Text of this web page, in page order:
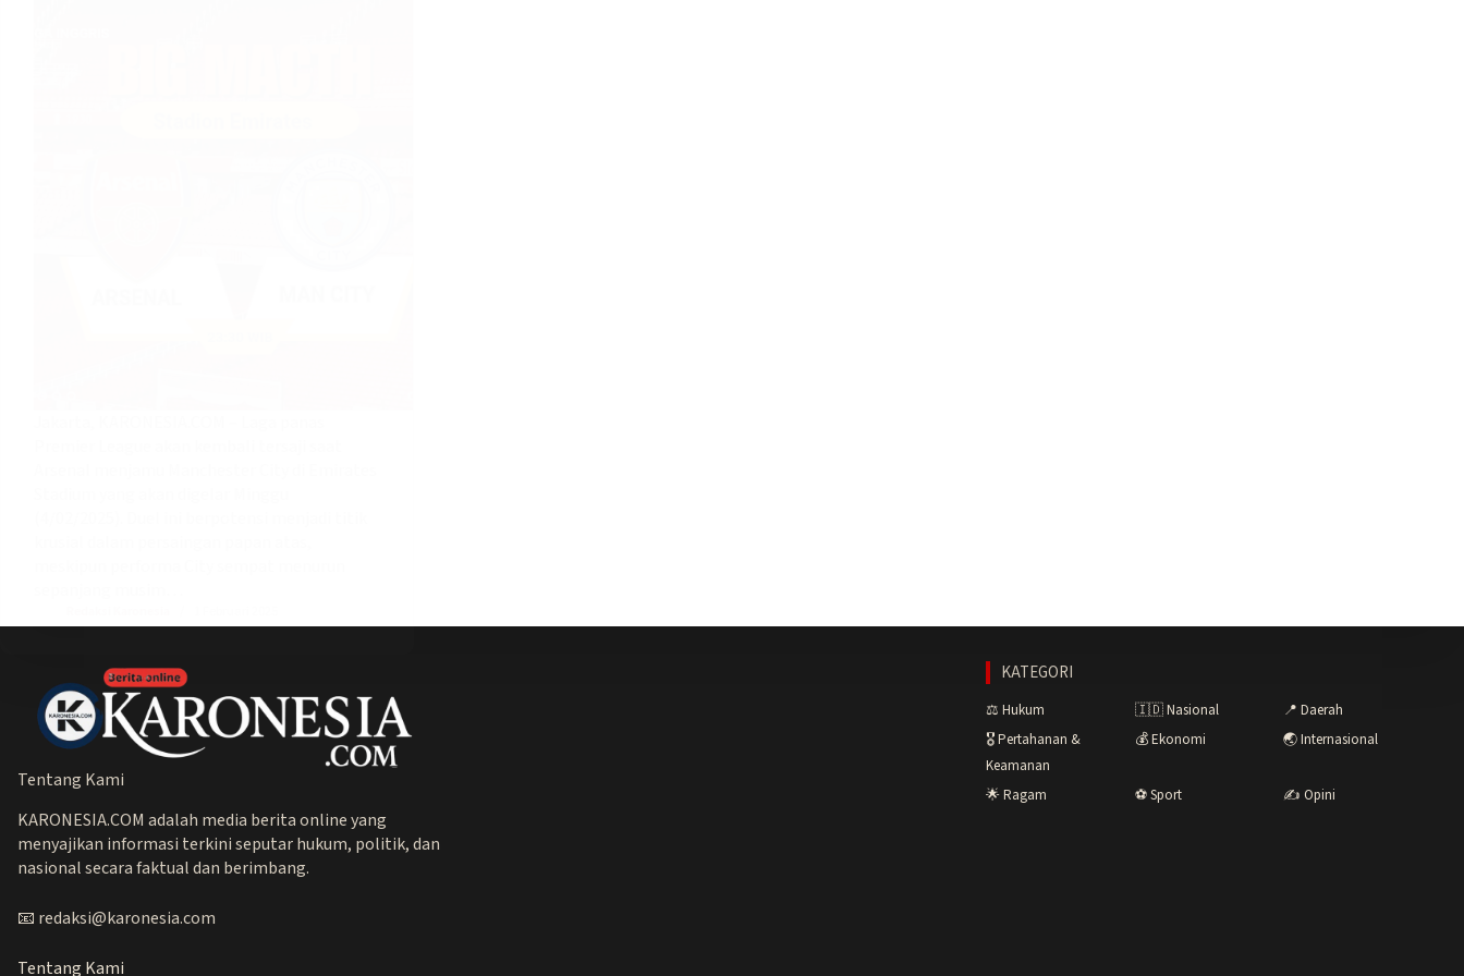
Tentang Kami
KARONESIA.COM adalah media berita online yang
menyajikan informasi terkini seputar hukum, politik, dan
nasional secara faktual dan berimbang.
📧 redaksi@karonesia.com
Tentang Kami
KATEGORI
⚖️ Hukum 🇮🇩 Nasional
📍 Daerah
🎖️ Pertahanan &
Keamanan
💰 Ekonomi 🌏 Internasional
🌟 Ragam ⚽ Sport ✍️ Opini